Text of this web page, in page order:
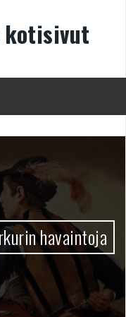
kotisivut
havaintoja